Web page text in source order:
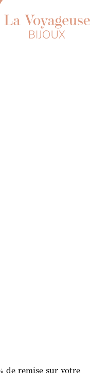
de remise sur votre